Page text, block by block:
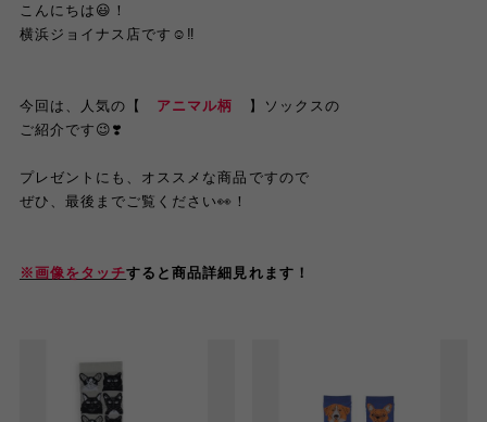
こんにちは😃！
横浜ジョイナス店です☺️‼️
今回は、人気の【 アニマル柄 】ソックスの
ご紹介です😉❣️
プレゼントにも、オススメな商品ですので
ぜひ、最後までご覧ください👀！
※画像をタッチすると商品詳細見れます！